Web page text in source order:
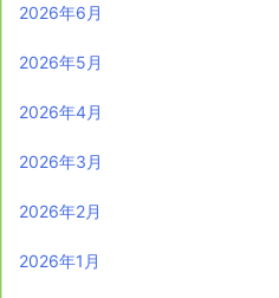
2026年6月
2026年5月
2026年4月
2026年3月
2026年2月
2026年1月